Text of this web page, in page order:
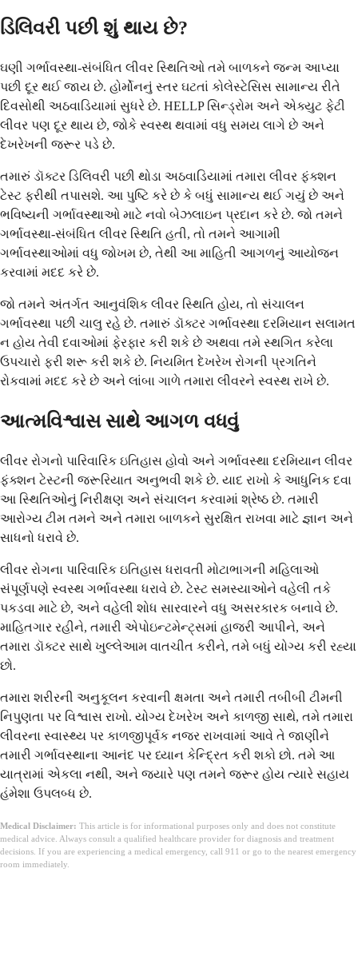
ડિલિવરી પછી શું થાય છે?
ઘણી ગર્ભાવસ્થા-સંબંધિત લીવર સ્થિતિઓ તમે બાળકને જન્મ આપ્યા
પછી દૂર થઈ જાય છે. હોર્મોનનું સ્તર ઘટતાં કોલેસ્ટેસિસ સામાન્ય રીતે
દિવસોથી અઠવાડિયામાં સુધરે છે. HELLP સિન્ડ્રોમ અને એક્યુટ ફેટી
લીવર પણ દૂર થાય છે, જોકે સ્વસ્થ થવામાં વધુ સમય લાગે છે અને
દેખરેખની જરૂર પડે છે.
તમારું ડૉક્ટર ડિલિવરી પછી થોડા અઠવાડિયામાં તમારા લીવર ફંક્શન
ટેસ્ટ ફરીથી તપાસશે. આ પુષ્ટિ કરે છે કે બધું સામાન્ય થઈ ગયું છે અને
ભવિષ્યની ગર્ભાવસ્થાઓ માટે નવો બેઝલાઇન પ્રદાન કરે છે. જો તમને
ગર્ભાવસ્થા-સંબંધિત લીવર સ્થિતિ હતી, તો તમને આગામી
ગર્ભાવસ્થાઓમાં વધુ જોખમ છે, તેથી આ માહિતી આગળનું આયોજન
કરવામાં મદદ કરે છે.
જો તમને અંતર્ગત આનુવંશિક લીવર સ્થિતિ હોય, તો સંચાલન
ગર્ભાવસ્થા પછી ચાલુ રહે છે. તમારું ડૉક્ટર ગર્ભાવસ્થા દરમિયાન સલામત
ન હોય તેવી દવાઓમાં ફેરફાર કરી શકે છે અથવા તમે સ્થગિત કરેલા
ઉપચારો ફરી શરૂ કરી શકે છે. નિયમિત દેખરેખ રોગની પ્રગતિને
રોકવામાં મદદ કરે છે અને લાંબા ગાળે તમારા લીવરને સ્વસ્થ રાખે છે.
આત્મવિશ્વાસ સાથે આગળ વધવું
લીવર રોગનો પારિવારિક ઇતિહાસ હોવો અને ગર્ભાવસ્થા દરમિયાન લીવર
ફંક્શન ટેસ્ટની જરૂરિયાત અનુભવી શકે છે. યાદ રાખો કે આધુનિક દવા
આ સ્થિતિઓનું નિરીક્ષણ અને સંચાલન કરવામાં શ્રેષ્ઠ છે. તમારી
આરોગ્ય ટીમ તમને અને તમારા બાળકને સુરક્ષિત રાખવા માટે જ્ઞાન અને
સાધનો ધરાવે છે.
લીવર રોગના પારિવારિક ઇતિહાસ ધરાવતી મોટાભાગની મહિલાઓ
સંપૂર્ણપણે સ્વસ્થ ગર્ભાવસ્થા ધરાવે છે. ટેસ્ટ સમસ્યાઓને વહેલી તકે
પકડવા માટે છે, અને વહેલી શોધ સારવારને વધુ અસરકારક બનાવે છે.
માહિતગાર રહીને, તમારી એપોઇન્ટમેન્ટ્સમાં હાજરી આપીને, અને
તમારા ડૉક્ટર સાથે ખુલ્લેઆમ વાતચીત કરીને, તમે બધું યોગ્ય કરી રહ્યા
છો.
તમારા શરીરની અનુકૂલન કરવાની ક્ષમતા અને તમારી તબીબી ટીમની
નિપુણતા પર વિશ્વાસ રાખો. યોગ્ય દેખરેખ અને કાળજી સાથે, તમે તમારા
લીવરના સ્વાસ્થ્ય પર કાળજીપૂર્વક નજર રાખવામાં આવે તે જાણીને
તમારી ગર્ભાવસ્થાના આનંદ પર ધ્યાન કેન્દ્રિત કરી શકો છો. તમે આ
યાત્રામાં એકલા નથી, અને જ્યારે પણ તમને જરૂર હોય ત્યારે સહાય
હંમેશા ઉપલબ્ધ છે.
Medical Disclaimer: This article is for informational purposes only and does not constitute
medical advice. Always consult a qualified healthcare provider for diagnosis and treatment
decisions. If you are experiencing a medical emergency, call 911 or go to the nearest emergency
room immediately.